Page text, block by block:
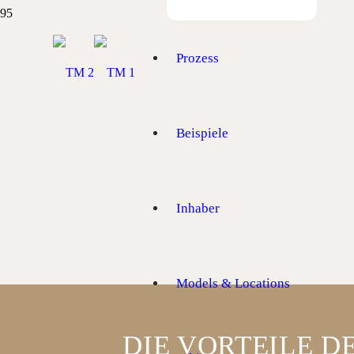
Prozess
Beispiele
Inhaber
Models & Locations
DIE VORTEILE